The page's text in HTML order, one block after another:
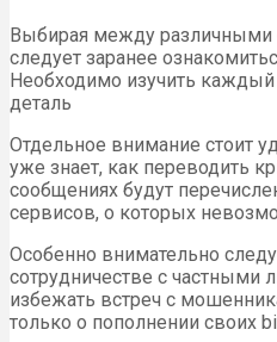
Выбирая между
следует заранее
Необходимо изучить
деталь
Отдельное внимание стоит
уже знает, как переводить
сообщениях будут
сервисов, о которых
Особенно внимательно
сотрудничестве с частными
избежать встреч с
только о пополнении своих